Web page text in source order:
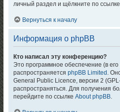
личный раздел и щёлкните по
Вернуться к началу
Информация о phpBB
Кто написал эту конференцию?
Это программное обеспечение (в
распространяетсяphpBB Limited .
General Public Licence, версии 2
распространяться. Для получения
перейдите по ссылкеAbout phpBB.